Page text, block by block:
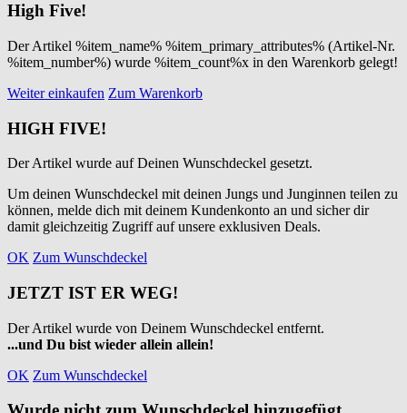
High Five!
Der Artikel %item_name% %item_primary_attributes% (Artikel-Nr.
%item_number%) wurde %item_count%x in den Warenkorb gelegt!
Weiter einkaufen Zum Warenkorb
HIGH FIVE!
Der Artikel wurde auf Deinen Wunschdeckel gesetzt.
Um deinen Wunschdeckel mit deinen Jungs und Junginnen teilen zu
können, melde dich mit deinem Kundenkonto an und sicher dir
damit gleichzeitig Zugriff auf unsere exklusiven Deals.
OK Zum Wunschdeckel
JETZT IST ER WEG!
Der Artikel wurde von Deinem Wunschdeckel entfernt.
...und Du bist wieder allein allein!
OK Zum Wunschdeckel